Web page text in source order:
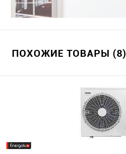
ПОХОЖИЕ ТОВАРЫ (8)